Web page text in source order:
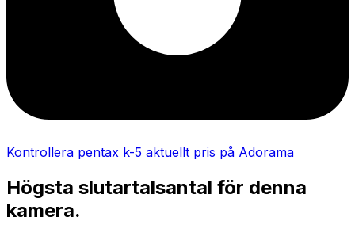
Kontrollera pentax k-5 aktuellt pris på Adorama
Högsta slutartalsantal för denna
kamera.